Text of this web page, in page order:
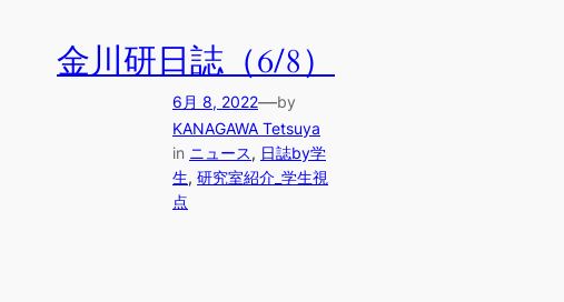
金川研日誌（6/8）
6月 8, 2022—by
KANAGAWA Tetsuya
in ニュース, 日誌by学
生, 研究室紹介_学生視
点